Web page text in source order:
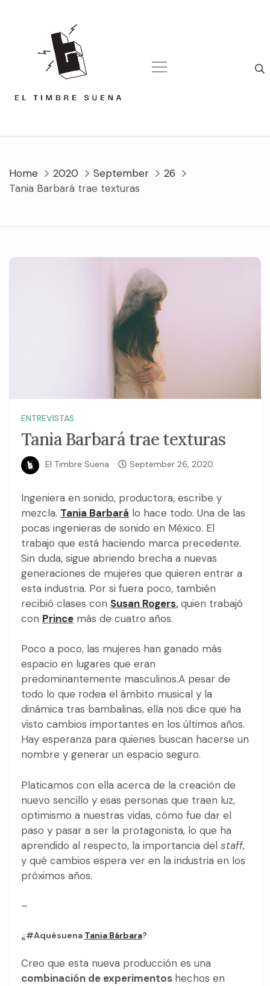
Home 2020 September
26
Tania Barbará trae texturas
ENTREVISTAS
Tania Barbará trae texturas
El Timbre Suena September 26, 2020
Ingeniera en sonido, productora, escribe y
mezcla. Tania Barbará lo hace todo. Una de las
pocas ingenieras de sonido en México. El
trabajo que está haciendo marca precedente.
Sin duda, sigue abriendo brecha a nuevas
generaciones de mujeres que quieren entrar a
esta industria. Por si fuera poco, también
recibió clases con Susan Rogers,quien trabajó
con Prince más de cuatro años.
Poco a poco, las mujeres han ganado más
espacio en lugares que eran
predominantemente masculinos.A pesar de
todo lo que rodea el ámbito musical y la
dinámica tras bambalinas, ella nos dice que ha
visto cambios importantes en los últimos años.
Hay esperanza para quienes buscan hacerse un
nombre y generar un espacio seguro.
Platicamos con ella acerca de la creación de
nuevo sencillo y esas personas que traen luz,
optimismo a nuestras vidas, cómo fue dar el
paso y pasar a ser la protagonista, lo que ha
aprendido al respecto, la importancia del staff,
y qué cambios espera ver en la industria en los
próximos años.
–
¿#Aquésuena Tania Bárbara?
Creo que esta nueva producción es una
combinación de experimentos hechos en